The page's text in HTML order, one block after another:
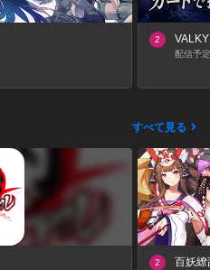
2
配信予
すべて見る
2 百妖繚